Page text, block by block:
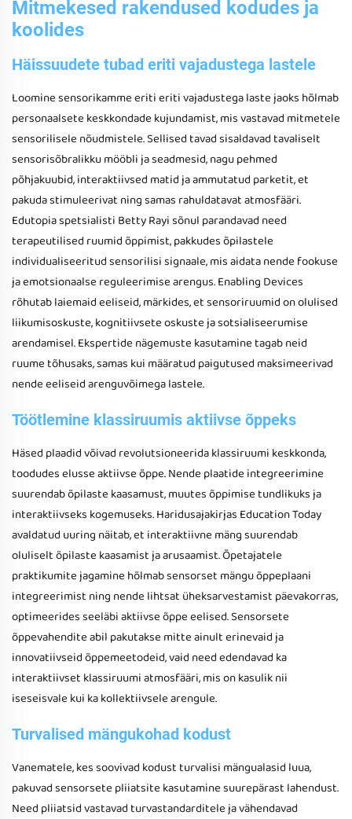
Mitmekesed rakendused kodudes ja
koolides
Häissuudete tubad eriti vajadustega lastele
Loomine sensorikamme eriti eriti vajadustega laste jaoks hõlmab
personaalsete keskkondade kujundamist, mis vastavad mitmetele
sensorilisele nõudmistele. Sellised tavad sisaldavad tavaliselt
sensorisõbralikku mööbli ja seadmesid, nagu pehmed
põhjakuubid, interaktiivsed matid ja ammutatud parketit, et
pakuda stimuleerivat ning samas rahuldatavat atmosfääri.
Edutopia spetsialisti Betty Rayi sõnul parandavad need
terapeutilised ruumid õppimist, pakkudes õpilastele
individualiseeritud sensorilisi signaale, mis aidata nende fookuse
ja emotsionaalse reguleerimise arengus. Enabling Devices
rõhutab laiemaid eeliseid, märkides, et sensoriruumid on olulised
liikumisoskuste, kognitiivsete oskuste ja sotsialiseerumise
arendamisel. Ekspertide nägemuste kasutamine tagab neid
ruume tõhusaks, samas kui määratud paigutused maksimeerivad
nende eeliseid arenguvõimega lastele.
Töötlemine klassiruumis aktiivse õppeks
Häsed plaadid võivad revolutsioneerida klassiruumi keskkonda,
toodudes elusse aktiivse õppe. Nende plaatide integreerimine
suurendab õpilaste kaasamust, muutes õppimise tundlikuks ja
interaktiivseks kogemuseks. Haridusajakirjas Education Today
avaldatud uuring näitab, et interaktiivne mäng suurendab
oluliselt õpilaste kaasamist ja arusaamist. Õpetajatele
praktikumite jagamine hõlmab sensorset mängu õppeplaani
integreerimist ning nende lihtsat üheksarvestamist päevakorras,
optimeerides seeläbi aktiivse õppe eelised. Sensorsete
õppevahendite abil pakutakse mitte ainult erinevaid ja
innovatiivseid õppemeetodeid, vaid need edendavad ka
interaktiivset klassiruumi atmosfääri, mis on kasulik nii
iseseisvale kui ka kollektiivsele arengule.
Turvalised mängukohad kodust
Vanematele, kes soovivad kodust turvalisi mängualasid luua,
pakuvad sensorsete pliiatsite kasutamine suurepärast lahendust.
Need pliiatsid vastavad turvastandarditele ja vähendavad